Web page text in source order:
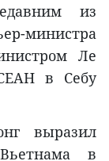
из
министра
Ле
в Себу
выразил
в